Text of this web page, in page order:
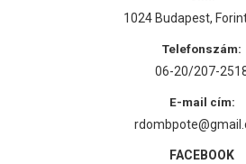
1024 Budapest, Forint
Telefonszám:
06-20/207-
E-mail cím:
FACEBOOK